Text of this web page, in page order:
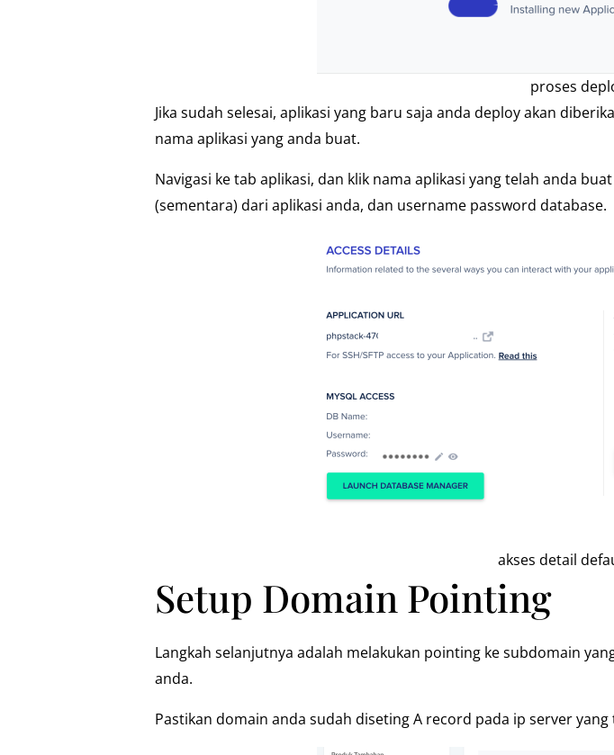
proses
Jika sudah selesai, aplikasi yang baru saja anda deploy akan
nama aplikasi yang anda buat.
Navigasi ke tab aplikasi, dan klik nama aplikasi yang telah anda
(sementara) dari aplikasi anda, dan username password database.
akses detail
Setup Domain Pointing
Langkah selanjutnya adalah melakukan pointing ke subdomain
anda.
Pastikan domain anda sudah diseting A record pada ip server